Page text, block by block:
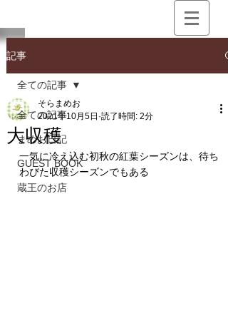
記事
全ての記事
まめお日記
GUEST BOOK
蔵王のお店
全ての記事
大収穫
そらまめお
2021年10月5日 読了時間: 2分
一気に冷え込む初秋の紅葉シーズンは、待ち
わびた収穫シーズンでもある